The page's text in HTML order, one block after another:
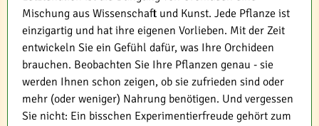
Mischung aus Wissenschaft und Kunst. Jede Pflanze ist
einzigartig und hat ihre eigenen Vorlieben. Mit der Zeit
entwickeln Sie ein Gefühl dafür, was Ihre Orchideen
brauchen. Beobachten Sie Ihre Pflanzen genau - sie
werden Ihnen schon zeigen, ob sie zufrieden sind oder
mehr (oder weniger) Nahrung benötigen. Und vergessen
Sie nicht: Ein bisschen Experimentierfreude gehört zum